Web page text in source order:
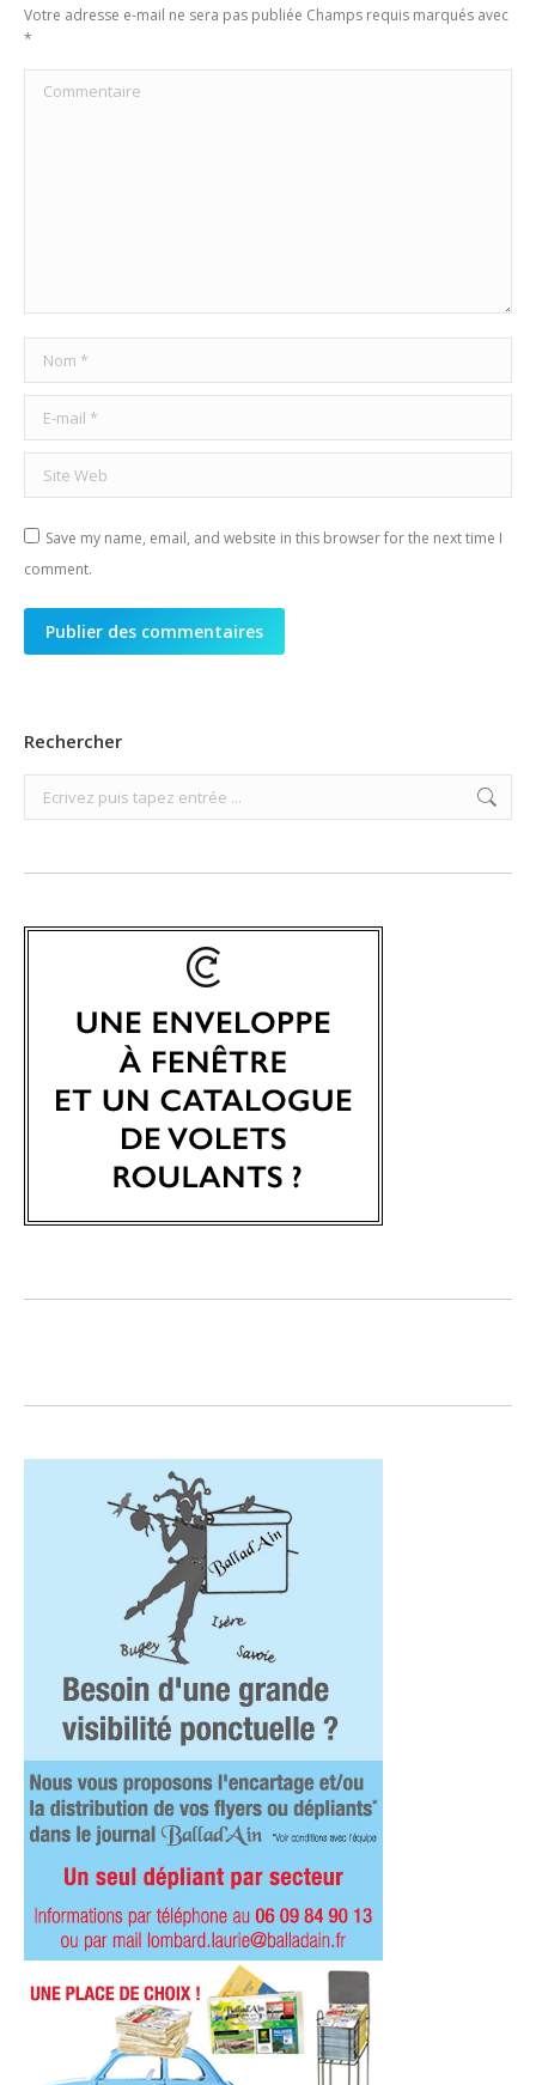
Votre adresse e-mail ne sera pas publiée Champs requis marqués avec
*
Commentaire
Nom *
E-mail *
Site Web
Save my name, email, and website in this browser for the next time I
comment.
Publier des commentaires
Rechercher
Search: